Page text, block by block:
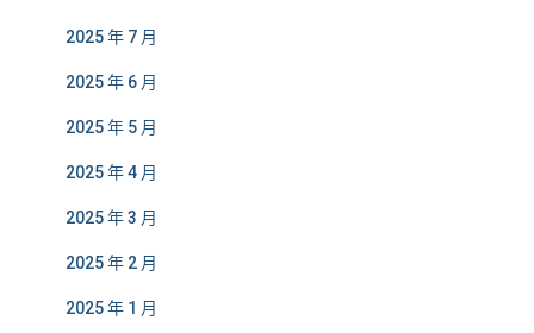
2025 年 7 月
2025 年 6 月
2025 年 5 月
2025 年 4 月
2025 年 3 月
2025 年 2 月
2025 年 1 月